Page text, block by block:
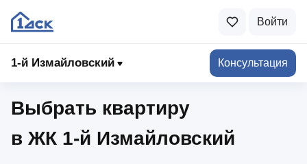
Войти
1-й Измайловский Консультация
1‑й Измайловский
Выбрать квартиру
в ЖК 1‑й Измайловский